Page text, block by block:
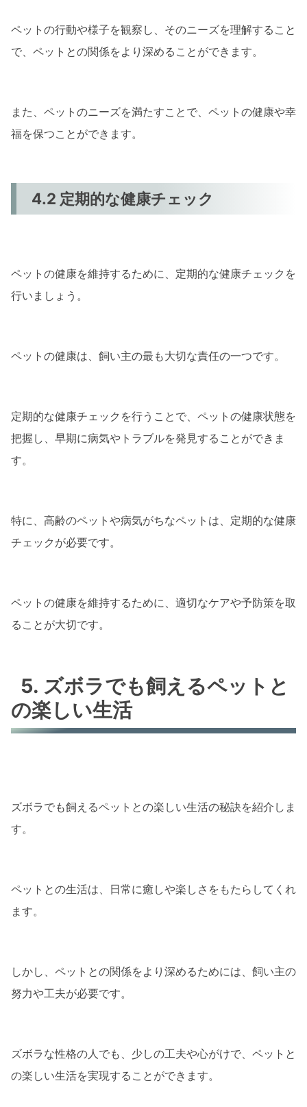
ペットの行動や様子を観察し、そのニーズを理解すること
で、ペットとの関係をより深めることができます。
また、ペットのニーズを満たすことで、ペットの健康や幸
福を保つことができます。
4.2 定期的な健康チェック
ペットの健康を維持するために、定期的な健康チェックを
行いましょう。
ペットの健康は、飼い主の最も大切な責任の一つです。
定期的な健康チェックを行うことで、ペットの健康状態を
把握し、早期に病気やトラブルを発見することができま
す。
特に、高齢のペットや病気がちなペットは、定期的な健康
チェックが必要です。
ペットの健康を維持するために、適切なケアや予防策を取
ることが大切です。
5. ズボラでも飼えるペットと
の楽しい生活
ズボラでも飼えるペットとの楽しい生活の秘訣を紹介しま
す。
ペットとの生活は、日常に癒しや楽しさをもたらしてくれ
ます。
しかし、ペットとの関係をより深めるためには、飼い主の
努力や工夫が必要です。
ズボラな性格の人でも、少しの工夫や心がけで、ペットと
の楽しい生活を実現することができます。